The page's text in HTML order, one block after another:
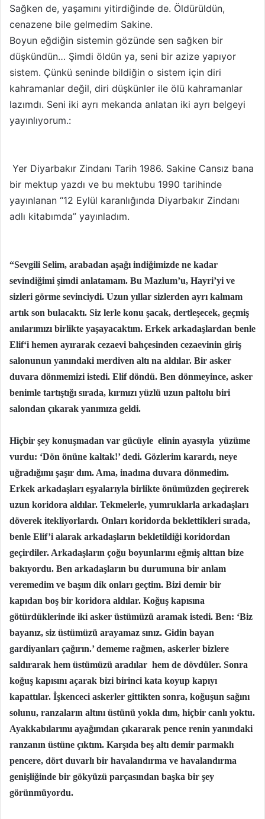
Sağken de, yaşamını yitirdiğinde de. Öldürüldün,
cenazene bile gelmedim Sakine.
Boyun eğdiğin sistemin gözünde sen sağken bir
düşkündün… Şimdi öldün ya, seni bir azize yapıyor
sistem. Çünkü seninde bildiğin o sistem için diri
kahramanlar değil, diri düşkünler ile ölü kahramanlar
lazımdı. Seni iki ayrı mekanda anlatan iki ayrı belgeyi
yayınlıyorum.:
Yer Diyarbakır Zindanı Tarih 1986. Sakine Cansız bana
bir mektup yazdı ve bu mektubu 1990 tarihinde
yayınlanan “12 Eylül karanlığında Diyarbakır Zindanı
adlı kitabımda” yayınladım.
“Sevgili Selim, arabadan aşağı indiğimizde ne kadar
sevindiğimi şimdi anlatamam. Bu Mazlum’u, Hayri’yi ve
sizleri görme sevinciydi. Uzun yıllar sizlerden ayrı kalmam
artık son bulacaktı. Siz lerle konu şacak, dertleşecek, geçmiş
anılarımızı birlikte yaşayacaktım. Erkek arkadaşlardan benle
Elif‘i hemen ayırarak cezaevi bahçesinden cezaevinin giriş
salonunun yanındaki merdiven altı na aldılar. Bir asker
duvara dönmemizi istedi. Elif döndü. Ben dönmeyince, asker
benimle tartıştığı sırada, kırmızı yüzlü uzun paltolu biri
salondan çıkarak yanımıza geldi.
Hiçbir şey konuşmadan var gücüyle elinin ayasıyla yüzüme
vurdu: ‘Dön önüne kaltak!’ dedi. Gözlerim karardı, neye
uğradığımı şaşır dım. Ama, inadına duvara dönmedim.
Erkek arkadaşları eşyalarıyla birlikte önümüzden geçirerek
uzun koridora aldılar. Tekmelerle, yumruklarla arkadaşları
döverek itekliyorlardı. Onları koridorda beklettikleri sırada,
benle Elif’i alarak arkadaşların bekletildiği koridordan
geçirdiler. Arkadaşların çoğu boyunlarını eğmiş alttan bize
bakıyordu. Ben arkadaşların bu durumuna bir anlam
veremedim ve başım dik onları geçtim. Bizi demir bir
kapıdan boş bir koridora aldılar. Koğuş kapısına
götürdüklerinde iki asker üstümüzü aramak istedi. Ben: ‘Biz
bayanız, siz üstümüzü arayamaz sınız. Gidin bayan
gardiyanları çağırın.’ dememe rağmen, askerler bizlere
saldırarak hem üstümüzü aradılar hem de dövdüler. Sonra
koğuş kapısını açarak bizi birinci kata koyup kapıyı
kapattılar. İşkenceci askerler gittikten sonra, koğuşun sağını
solunu, ranzaların altını üstünü yokla dım, hiçbir canlı yoktu.
Ayakkabılarımı ayağımdan çıkararak pence renin yanındaki
ranzanın üstüne çıktım. Karşıda beş altı demir parmaklı
pencere, dört duvarlı bir havalandırma ve havalandırma
genişliğinde bir gökyüzü parçasından başka bir şey
görünmüyordu.